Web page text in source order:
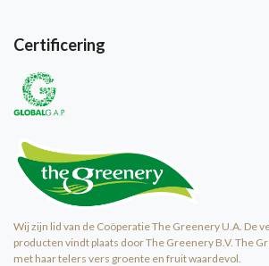
Certificering
Wij zijn lid van de Coöperatie The Greenery U.A. De
producten vindt plaats door The Greenery B.V. The
met haar telers vers groente en fruit waardevol.